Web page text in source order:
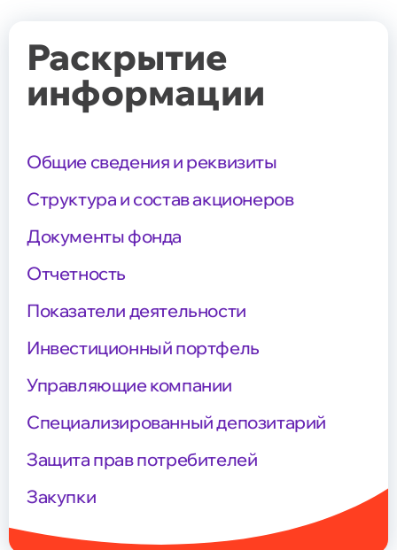
Раскрытие
информации
Общие сведения и реквизиты
Структура и состав акционеров
Документы фонда
Отчетность
Показатели деятельности
Инвестиционный портфель
Управляющие компании
Специализированный депозитарий
Защита прав потребителей
Закупки